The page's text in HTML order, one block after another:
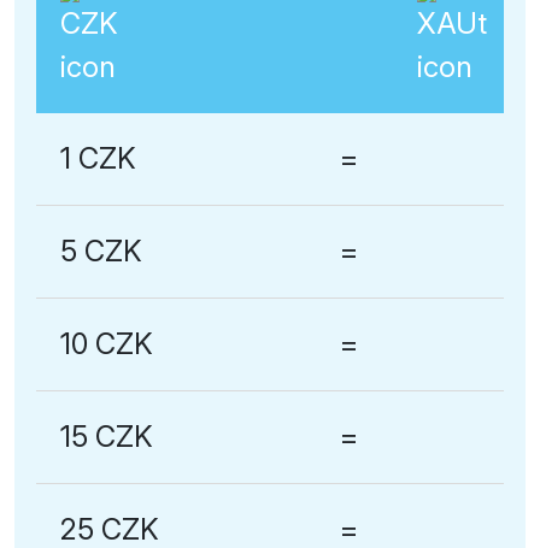
1 CZK =
5 CZK =
10 CZK =
15 CZK =
25 CZK =